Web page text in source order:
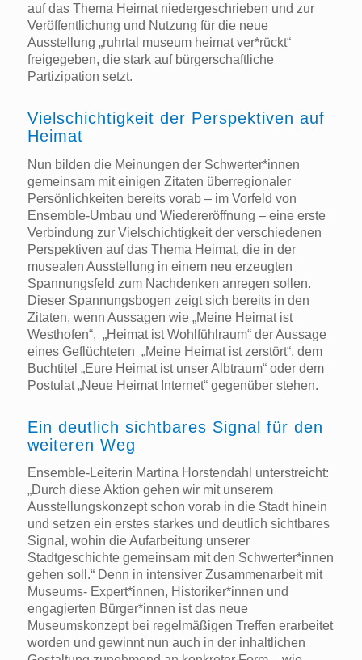
auf das Thema Heimat niedergeschrieben und zur
Veröffentlichung und Nutzung für die neue
Ausstellung „ruhrtal museum heimat ver*rückt“
freigegeben, die stark auf bürgerschaftliche
Partizipation setzt.
Vielschichtigkeit der Perspektiven auf
Heimat
Nun bilden die Meinungen der Schwerter*innen
gemeinsam mit einigen Zitaten überregionaler
Persönlichkeiten bereits vorab – im Vorfeld von
Ensemble-Umbau und Wiedereröffnung – eine erste
Verbindung zur Vielschichtigkeit der verschiedenen
Perspektiven auf das Thema Heimat, die in der
musealen Ausstellung in einem neu erzeugten
Spannungsfeld zum Nachdenken anregen sollen.
Dieser Spannungsbogen zeigt sich bereits in den
Zitaten, wenn Aussagen wie „Meine Heimat ist
Westhofen“, „Heimat ist Wohlfühlraum“ der Aussage
eines Geflüchteten „Meine Heimat ist zerstört“, dem
Buchtitel „Eure Heimat ist unser Albtraum“ oder dem
Postulat „Neue Heimat Internet“ gegenüber stehen.
Ein deutlich sichtbares Signal für den
weiteren Weg
Ensemble-Leiterin Martina Horstendahl unterstreicht:
„Durch diese Aktion gehen wir mit unserem
Ausstellungskonzept schon vorab in die Stadt hinein
und setzen ein erstes starkes und deutlich sichtbares
Signal, wohin die Aufarbeitung unserer
Stadtgeschichte gemeinsam mit den Schwerter*innen
gehen soll.“ Denn in intensiver Zusammenarbeit mit
Museums- Expert*innen, Historiker*innen und
engagierten Bürger*innen ist das neue
Museumskonzept bei regelmäßigen Treffen erarbeitet
worden und gewinnt nun auch in der inhaltlichen